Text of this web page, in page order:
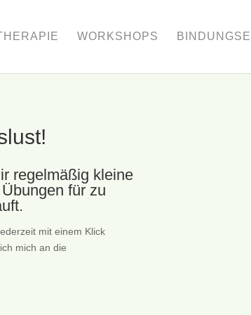
WORKSHOPS
regelmäßig kleine
für zu
mit einem Klick
mich an die